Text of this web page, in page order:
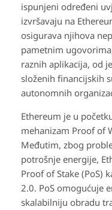
ispunjeni određeni
izvršavaju na
osigurava njihova
pametnim
raznih aplikacija, od
složenih financijskih
autonomnih
Ethereum je u
mehanizam Proof of
Međutim, zbog
potrošnje energije,
Proof of Stake (PoS)
2.0. PoS omogućuje
skalabilniju obradu